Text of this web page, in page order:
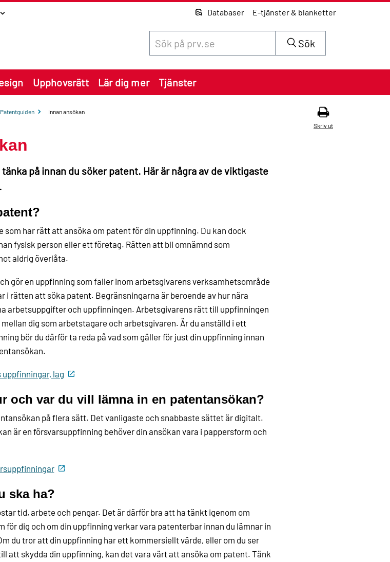
Databaser E-tjänster & blanketter
Sök
Upphovsrätt Lär dig mer Tjänster
Innan ansökan
Skriv ut
på innan du söker patent. Här är några av de viktigaste
som har rätt att ansöka om patent för din uppfinning. Du kan dock
fysisk person eller ett företag. Rätten att bli omnämnd som
aldrig överlåta.
gör en uppfinning som faller inom arbetsgivarens verksamhetsområde
i rätten att söka patent. Begränsningarna är beroende av hur nära
arbetsuppgifter och uppfinningen. Arbetsgivarens rätt till uppfinningen
dig som arbetstagare och arbetsgivaren. Är du anställd i ett
bör du därför ta reda på vad som gäller för just din uppfinning innan
lag
och var du vill lämna in en patentansökan?
på flera sätt. Det vanligaste och snabbaste sättet är digitalt.
är en försvarsuppfinning behöver din ansökan vara i pappersform och
ska ha?
tid, arbete och pengar. Det är därför bra att ha tänkt igenom om
för dig och om din uppfinning verkar vara patenterbar innan du lämnar in
du tror att din uppfinning har ett kommersiellt värde, eller om du ser
att skydda din uppfinning, kan det vara värt att ansöka om patent. Tänk